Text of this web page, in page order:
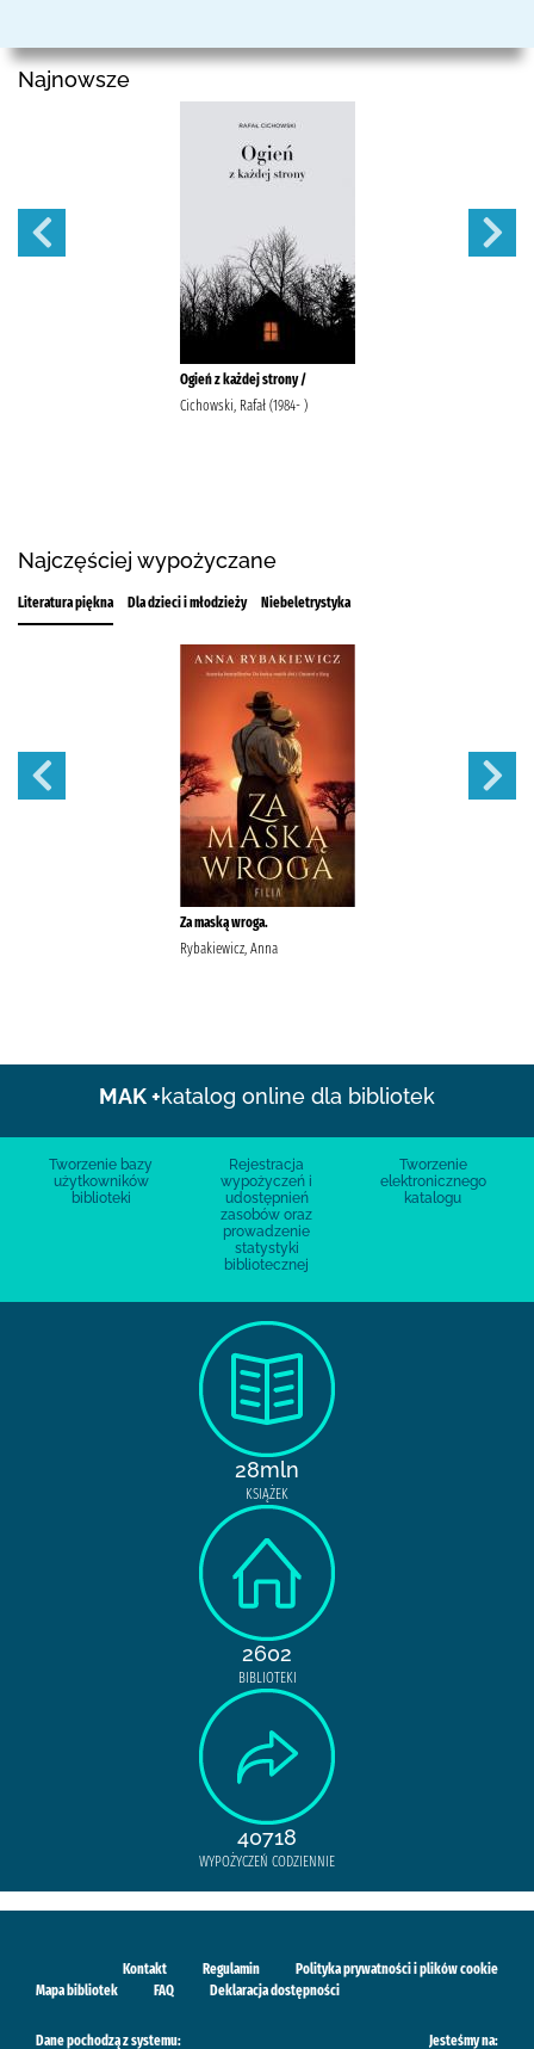
Najnowsze
Ogień z każdej strony /
Cichowski, Rafał (1984- )
Najczęściej wypożyczane
Literatura piękna Dla dzieci i młodzieży Niebeletrystyka
Za maską wroga.
Rybakiewicz, Anna
MAK +katalog online dla bibliotek
Tworzenie bazy
użytkowników
biblioteki
Rejestracja
wypożyczeń i
udostępnień
zasobów oraz
prowadzenie
statystyki
bibliotecznej
Tworzenie
elektronicznego
katalogu
28mln
KSIĄŻEK
2602
BIBLIOTEKI
40718
WYPOŻYCZEŃ CODZIENNIE
Kontakt Regulamin
Polityka prywatności i plików cookie
Mapa bibliotek
FAQ Deklaracja dostępności
Dane pochodzą z systemu: Jesteśmy na: